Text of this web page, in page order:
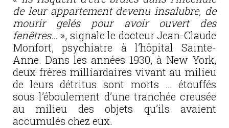
de leur appartement devenu insalubre, de
mourir gelés pour avoir ouvert des
fenêtres… », signale le docteur Jean-Claude
Monfort, psychiatre à l’hôpital Sainte-
Anne. Dans les années 1930, à New York,
deux frères milliardaires vivant au milieu
de leurs détritus sont morts … étouffés
sous l’éboulement d’une tranchée creusée
au milieu des objets qu’ils avaient
accumulés chez eux.